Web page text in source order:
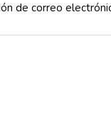
de correo